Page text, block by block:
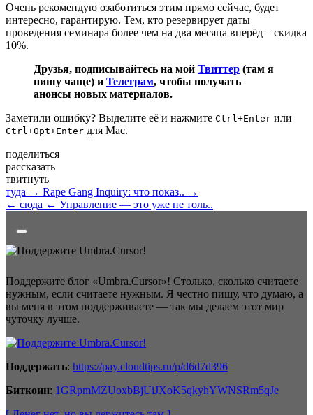
Очень рекомендую озаботиться этим прямо сейчас, будет
интересно, гарантирую. Тем, кто резервирует даты
проведения семинара более чем на два месяца вперёд – скидка
10%.
Друзья, подписывайтесь на мой Твиттер (там я
пишу чаще) и Телеграм, чтобы получать
анонсы новых материалов.
Заметили ошибку? Выделите её и нажмите Ctrl+Enter или
Ctrl+Opt+Enter для Mac.
поделиться
рассказать
твитнуть
туда → Rape Gang Inquiry: что показ.. →
← сюда ← Управление — это уже не толь..
Поддержите блог «Umbra.Cursor»! Столько, сколько считаете
нужным, если считаете нужным. Я честно пишу, что думаю, а
вы меня в этом поддерживаете — так мы делаем этот мир
чуточку лучше.
Поддержать: https://pay.cloudtips.ru/p/d6d7d396
Биткоин: 1GRpmMZUoxbBjUiJXoK5qkyhYWNSRm5qJe